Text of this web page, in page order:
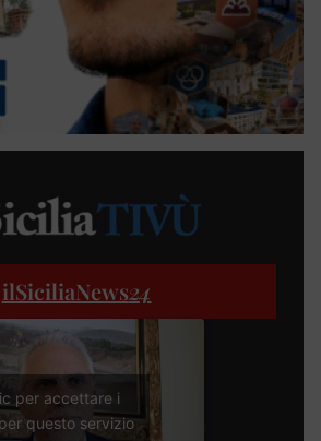
ilSiciliaNews24
per accettare i
questo servizio